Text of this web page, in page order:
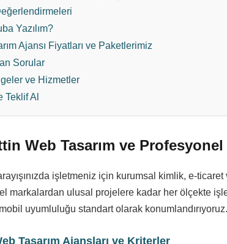
Yazılım?
Ajansı Fiyatları ve Paketlerimiz
Sorular
ve Hizmetler
Teklif Al
Web Tasarım ve
işletmeniz için kurumsal kimlik, e-
markalardan ulusal projelere kadar her ölçekte
mobil uyumluluğu standart olarak konumlandırıyoruz.
Tasarım Ajansları ve Kriterler